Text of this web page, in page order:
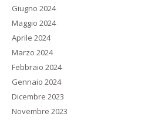
Giugno 2024
Maggio 2024
Aprile 2024
Marzo 2024
Febbraio 2024
Gennaio 2024
Dicembre 2023
Novembre 2023